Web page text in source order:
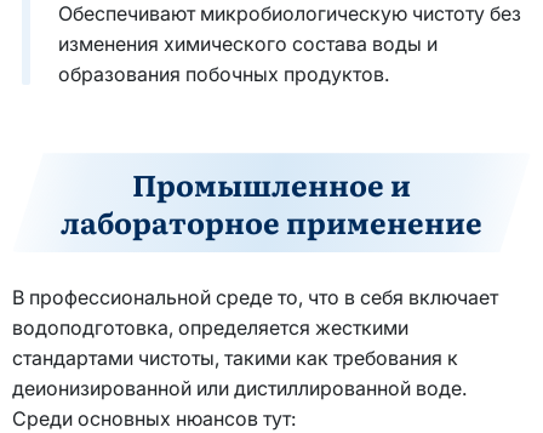
Обеспечивают микробиологическую чистоту без
изменения химического состава воды и
образования побочных продуктов.
Промышленное и
лабораторное применение
В профессиональной среде то, что в себя включает
водоподготовка, определяется жесткими
стандартами чистоты, такими как требования к
деионизированной или дистиллированной воде.
Среди основных нюансов тут: